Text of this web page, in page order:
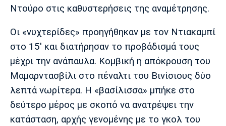
Running
Media
Παρασκήνιο
Μπαρτσελόνα
Ρεάλ
Ατλέτικο
Μαδρίτης
Μάντσεστερ
Γιουνάιτεντ
Τσέλσι Άρσεναλ
Ντούρο στις καθυστερήσεις της αναμέτρησης.
Οι «νυχτερίδες» προηγήθηκαν με τον Ντιακαμπί
στο 15' και διατήρησαν το προβάδισμά τους
μέχρι την ανάπαυλα. Κομβική η απόκρουση του
Μαμαρντασβίλι στο πέναλτι του Βινίσιους δύο
λεπτά νωρίτερα. Η «βασίλισσα» μπήκε στο
δεύτερο μέρος με σκοπό να ανατρέψει την
κατάσταση, αρχής γενομένης με το γκολ του